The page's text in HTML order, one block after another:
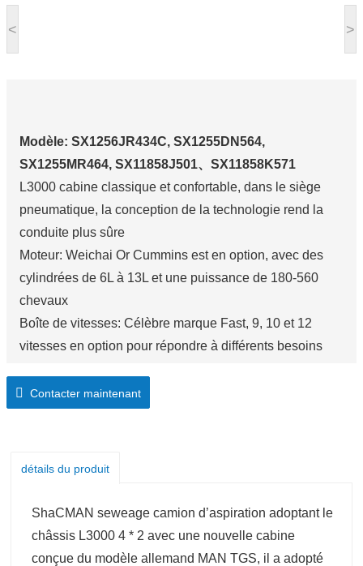
< >
Modèle: SX1256JR434C, SX1255DN564,
SX1255MR464, SX11858J501、SX11858K571
L3000 cabine classique et confortable, dans le siège
pneumatique, la conception de la technologie rend la
conduite plus sûre
Moteur: Weichai Or Cummins est en option, avec des
cylindrées de 6L à 13L et une puissance de 180-560
chevaux
Boîte de vitesses: Célèbre marque Fast, 9, 10 et 12
vitesses en option pour répondre à différents besoins
Contacter maintenant
détails du produit
ShaCMAN seweage camion d’aspiration adoptant le
châssis L3000 4 * 2 avec une nouvelle cabine
conçue du modèle allemand MAN TGS, il a adopté